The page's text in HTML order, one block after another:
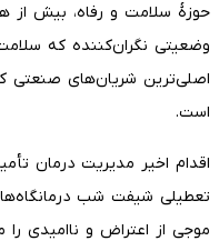
حوزۀ سلامت و رفاه، بیش از
وضعیتی نگران‌کننده که
اصلی‌ترین شریان‌های صنعتی
است.
اقدام اخیر مدیریت درمان
موجی از اعتراض و ناامیدی را